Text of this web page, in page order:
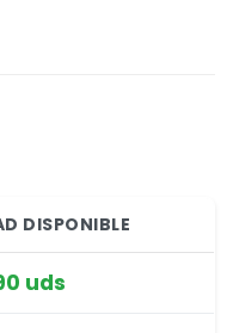
DISPONIBLE
uds